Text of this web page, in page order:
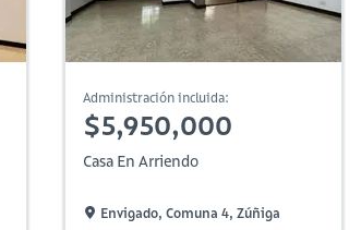
Administración incluida:
$5,950,000
Casa En Arriendo
Envigado, Comuna 4, Zúñiga